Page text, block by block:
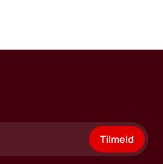
Tilmeld